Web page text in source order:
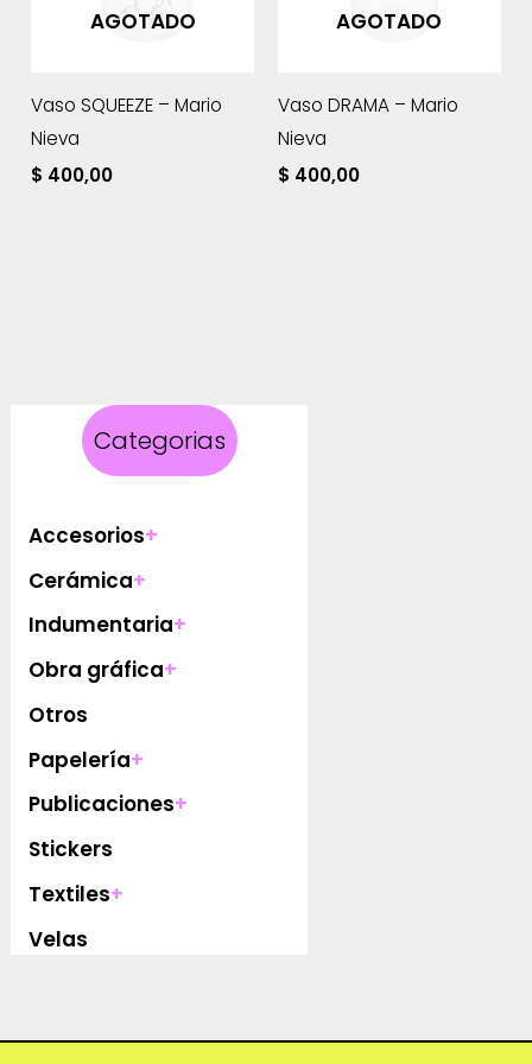
Categorias
Accesorios+
Cerámica+
Indumentaria+
Obra gráfica+
Otros
Papelería+
Publicaciones+
Stickers
Textiles+
Velas
AGOTADO
Vaso SQUEEZE – Mario
Nieva
$ 400,00
AGOTADO
Vaso DRAMA – Mario
Nieva
$ 400,00